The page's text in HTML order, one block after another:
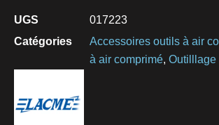
UGS
017223
Catégories
Accessoires outils à air
à air comprimé Outilllage